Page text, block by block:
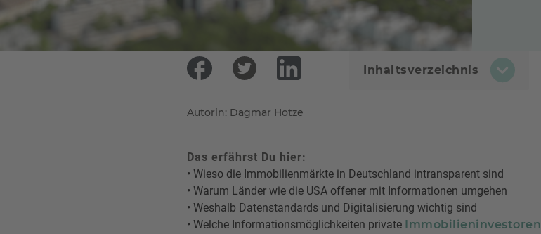
Inhaltsverzeichnis
Autorin: Dagmar Hotze
Das erfährst Du hier:
• Wieso die Immobilienmärkte in Deutschland intransparent sind
• Warum Länder wie die USA offener mit Informationen umgehen
• Weshalb Datenstandards und Digitalisierung wichtig sind
• Welche Informationsmöglichkeiten private Immobilieninvestoren